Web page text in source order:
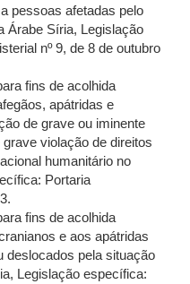
pessoas afetadas pelo
Árabe Síria, Legislação
nº 9, de 8 de outubro
fins de acolhida
apátridas e
de grave ou iminente
violação de direitos
humanitário no
Portaria
fins de acolhida
e aos apátridas
deslocados pela situação
Legislação específica: